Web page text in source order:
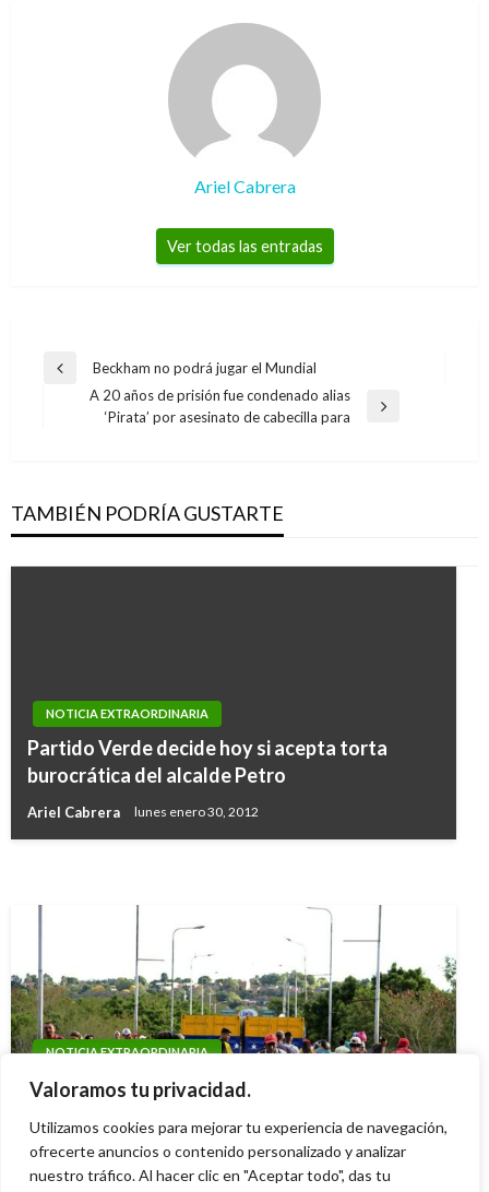
Valoramos tu privacidad.
Utilizamos cookies para mejorar tu experiencia de navegación,
ofrecerte anuncios o contenido personalizado y analizar
nuestro tráfico. Al hacer clic en "Aceptar todo", das tu
Ariel Cabrera
Ver todas las entradas
Navegación
entradas
Entrada
anterior
Beckham no podrá jugar el Mundial
Entrada
A 20 años de prisión fue condenado alias
‘Pirata’ por asesinato de cabecilla para
TAMBIÉN PODRÍA GUSTARTE
NOTICIA EXTRAORDINARIA
Partido Verde decide hoy si acepta torta
burocrática del alcalde Petro
Ariel Cabrera lunes enero 30, 2012
POLÍTICA
Polémica: Senadores y representantes
ganarían el próximo mes alrededor de 30
INTERNACIONAL
de Londres
NOTICIA EXTRAORDINARIA
Coronavirus: Venezuela pide a ONU intervenir
Iván Briceño lunes marzo 16, 2020